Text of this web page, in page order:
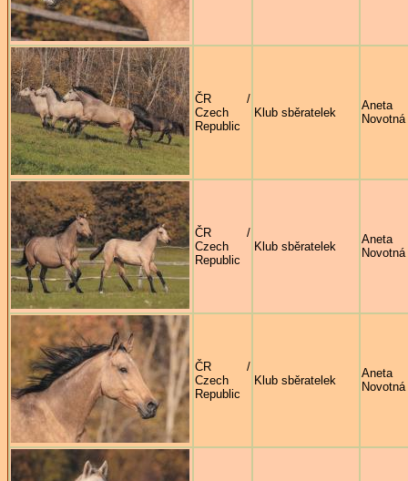
ČR /
Czech
Republic
Klub sběratelek
Aneta
Novotná
ČR /
Czech
Republic
Klub sběratelek
Aneta
Novotná
ČR /
Czech
Republic
Klub sběratelek
Aneta
Novotná